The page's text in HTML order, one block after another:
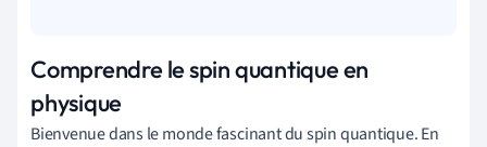
Comprendre le spin quantique en
physique
Bienvenue dans le monde fascinant du spin quantique. En